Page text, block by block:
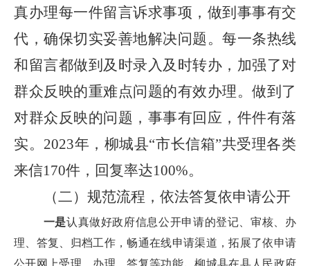
真办理每一件留言诉求事项，做到事事有交
代，确保切实妥善地解决问题。每一条热线
和留言都做到及时录入及时转办，加强了对
群众反映的重难点问题的有效办理。做到了
对群众反映的问题，事事有回应，件件有落
实。2023年，柳城县“市长信箱”共受理各类
来信170件，回复率达100%。
（二）规范流程，依法答复依申请公开
一是认真做好政府信息公开申请的登记、审核、办
理、答复、归档工作，畅通在线申请渠道，拓展了依申请
公开网上受理、办理、答复等功能。柳城县在县人民政府